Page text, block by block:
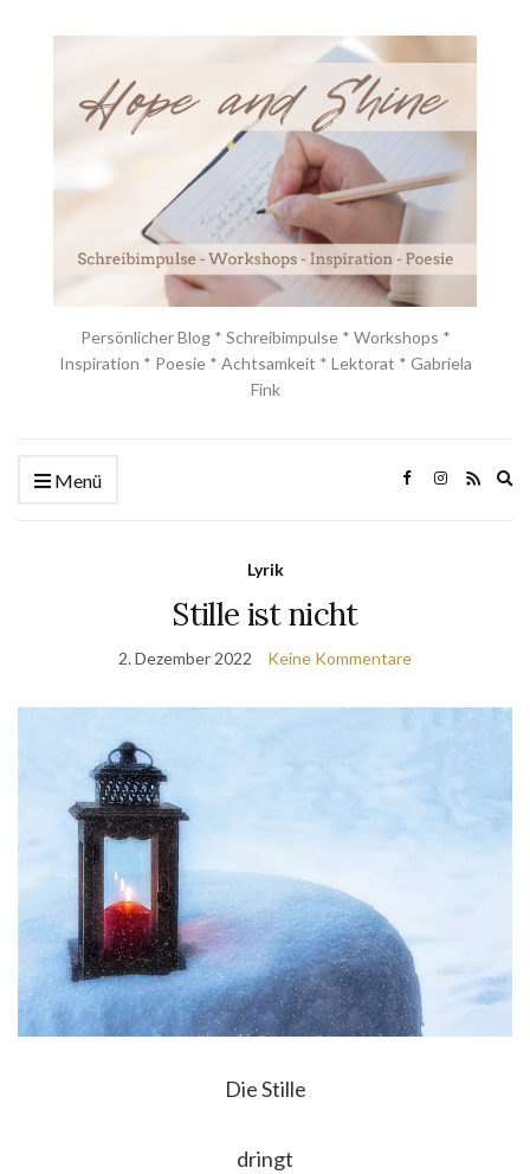
Persönlicher Blog * Schreibimpulse * Workshops *
Inspiration * Poesie * Achtsamkeit * Lektorat * Gabriela
Fink
Menü
Lyrik
Stille ist nicht
2. Dezember 2022 Keine Kommentare
Die Stille
dringt